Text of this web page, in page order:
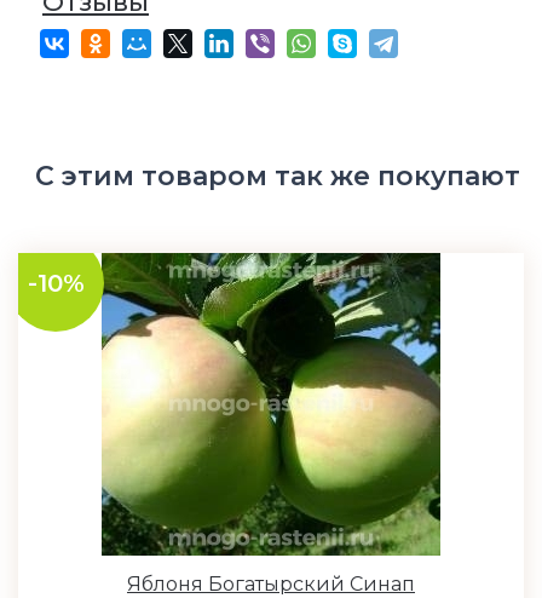
С этим товаром так же покупают
-10%
Яблоня Богатырский Синап